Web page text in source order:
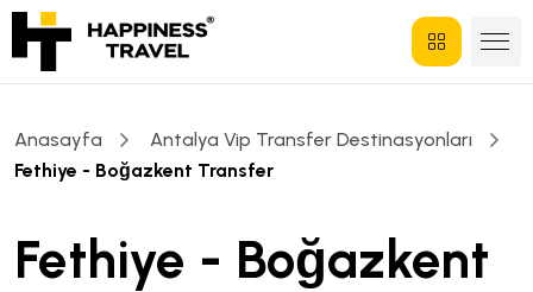
Anasayfa
Antalya Vip Transfer Destinasyonları
Fethiye - Boğazkent Transfer
Fethiye - Boğazkent